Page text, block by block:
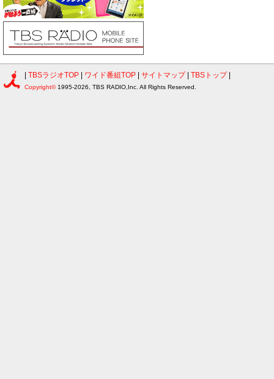
TBSラジオTOP ワイド番組TOP サイトマップ TBSトップ|
Copyright© 1995-2026, TBS RADIO,Inc. All Rights Reserved.